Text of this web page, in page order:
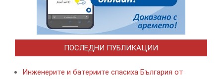
ПОСЛЕДНИ ПУБЛИКАЦИИ
Инженерите и батериите спасиха България от